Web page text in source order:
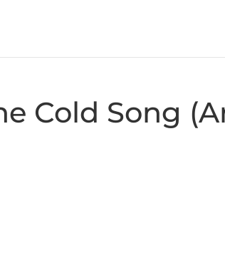
Cold Song